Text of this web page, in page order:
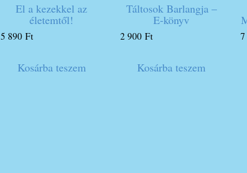
El a kezekkel az
életemtől!
5 890 Ft
Kosárba teszem
Táltosok Barlangja –
E-könyv
2 900Ft
Kosárba teszem